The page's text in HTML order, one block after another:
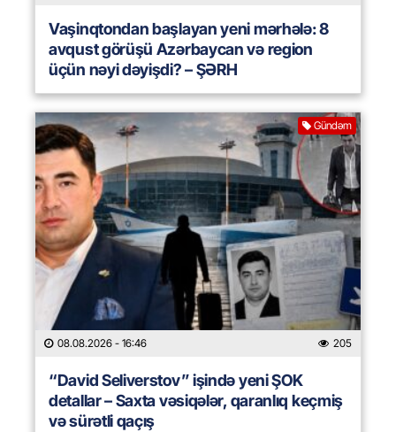
Vaşinqtondan başlayan yeni mərhələ: 8
avqust görüşü Azərbaycan və region
üçün nəyi dəyişdi? – ŞƏRH
Gündəm
08.08.2026 - 16:46 205
“David Seliverstov” işində yeni ŞOK
detallar – Saxta vəsiqələr, qaranlıq keçmiş
və sürətli qaçış